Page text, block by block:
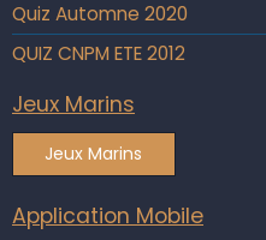
Quiz Automne 2020
QUIZ CNPM ETE 2012
Jeux Marins
Jeux Marins
Application Mobile